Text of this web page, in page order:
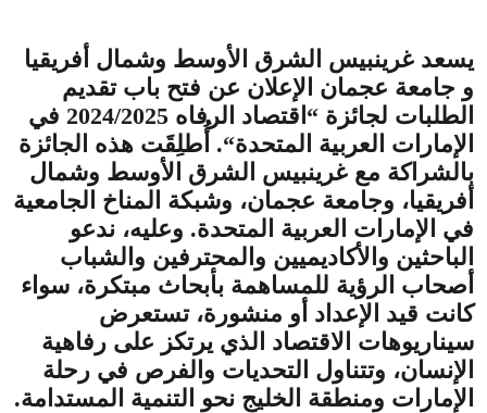
يسعد غرينبيس الشرق الأوسط وشمال أفريقيا
و جامعة عجمان الإعلان عن فتح باب تقديم
الطلبات لجائزة “
اقتصاد الرفاه 2024/2025 في
الإمارات العربية المتحدة“. أُطلِقَت هذه الجائزة
بالشراكة مع غرينبيس الشرق الأوسط وشمال
أفريقيا، وجامعة عجمان، وشبكة المناخ الجامعية
في الإمارات العربية المتحدة. وعليه، ندعو
الباحثين والأكاديميين والمحترفين والشباب
أصحاب الرؤية للمساهمة بأبحاث مبتكرة، سواء
كانت قيد الإعداد أو منشورة، تستعرض
سيناريوهات الاقتصاد الذي يرتكز على رفاهية
الإنسان، وتتناول التحديات والفرص في رحلة
الإمارات ومنطقة الخليج نحو التنمية المستدامة.